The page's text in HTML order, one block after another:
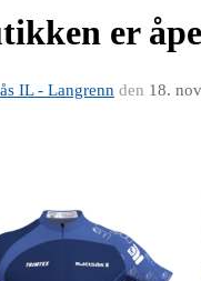
er
IL - Langrenn den 18.